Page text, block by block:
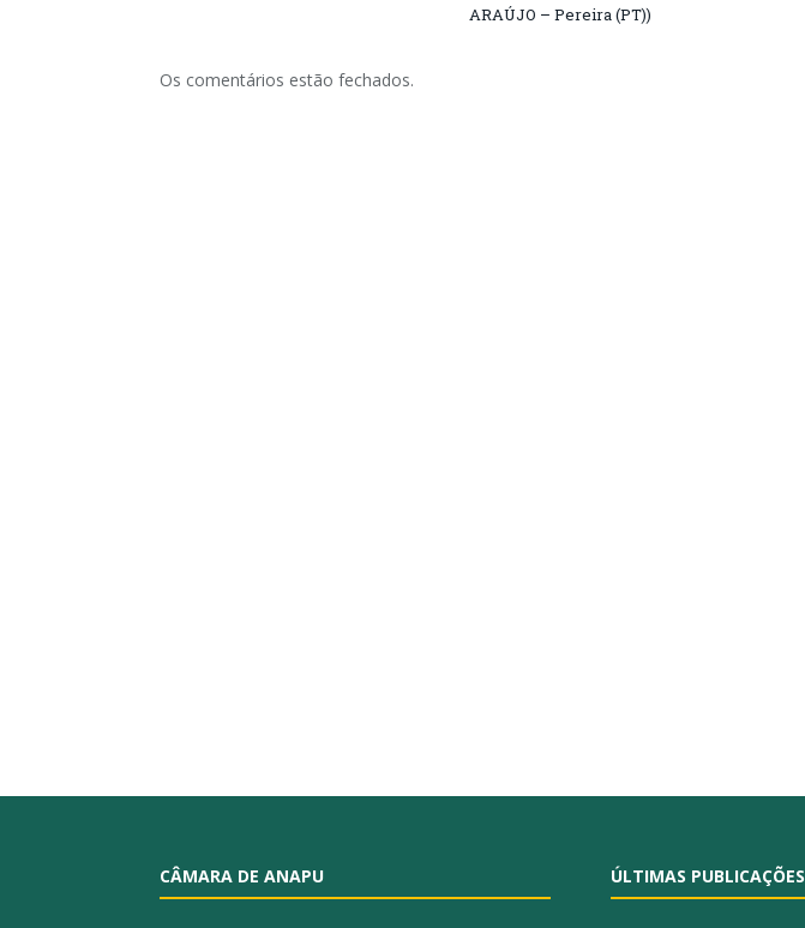
ARAÚJO – Pereira (PT))
Os comentários estão fechados.
CÂMARA DE ANAPU ÚLTIMAS PUBLICAÇÕES